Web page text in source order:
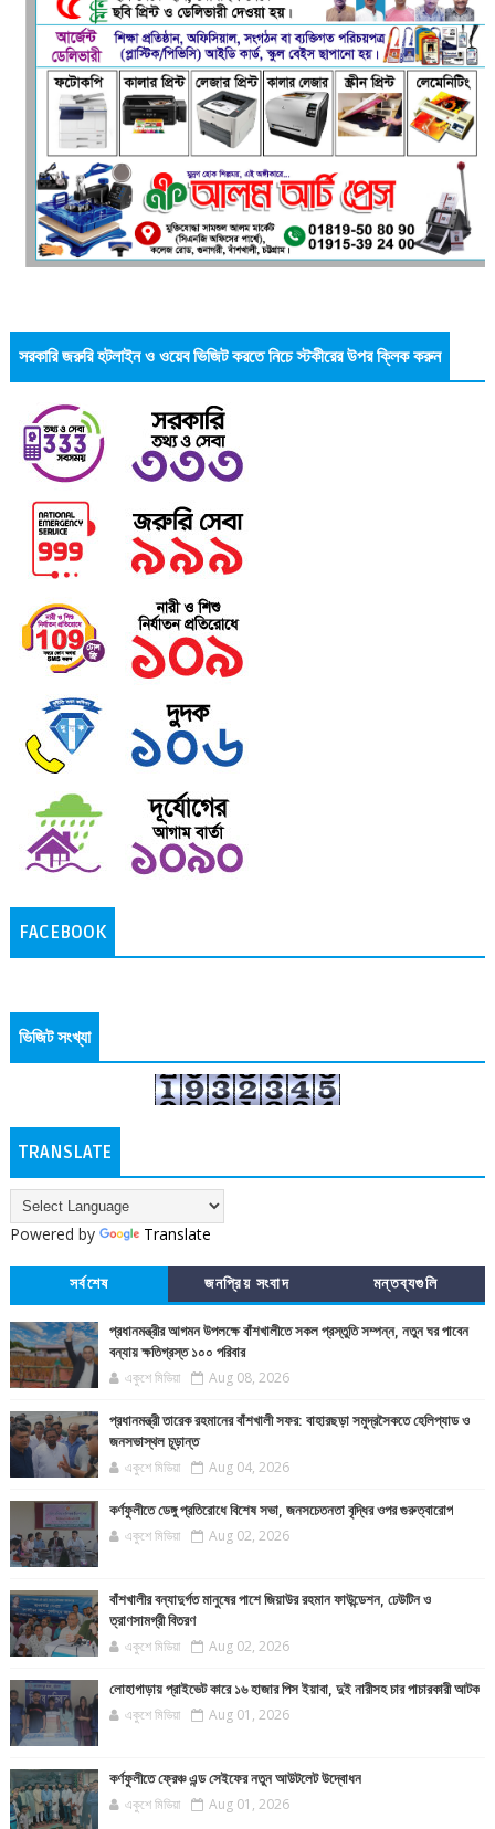
সরকারি জরুরি হটলাইন ও ওয়েব ভিজিট করতে নিচে স্টকীরের উপর ক্লিক করুন
FACEBOOK
ভিজিট সংখ্যা
TRANSLATE
Powered by Translate
সর্বশেষ জনপ্রিয় সংবাদ মন্তব্যগুলি
প্রধানমন্ত্রীর আগমন উপলক্ষে বাঁশখালীতে সকল প্রস্তুতি সম্পন্ন, নতুন ঘর পাবেন
বন্যায় ক্ষতিগ্রস্ত ১০০ পরিবার
একুশে মিডিয়া Aug 08, 2026
প্রধানমন্ত্রী তারেক রহমানের বাঁশখালী সফর: বাহারছড়া সমুদ্রসৈকতে হেলিপ্যাড ও
জনসভাস্থল চূড়ান্ত
একুশে মিডিয়া Aug 04, 2026
কর্ণফুলীতে ডেঙ্গু প্রতিরোধে বিশেষ সভা, জনসচেতনতা বৃদ্ধির ওপর গুরুত্বারোপ
একুশে মিডিয়া Aug 02, 2026
বাঁশখালীর বন্যাদুর্গত মানুষের পাশে জিয়াউর রহমান ফাউন্ডেশন, ঢেউটিন ও
ত্রাণসামগ্রী বিতরণ
একুশে মিডিয়া Aug 02, 2026
লোহাগাড়ায় প্রাইভেট কারে ১৬ হাজার পিস ইয়াবা, দুই নারীসহ চার পাচারকারী আটক
একুশে মিডিয়া Aug 01, 2026
কর্ণফুলীতে ফ্রেঞ্চ এন্ড সেইফের নতুন আউটলেট উদ্বোধন
একুশে মিডিয়া Aug 01, 2026